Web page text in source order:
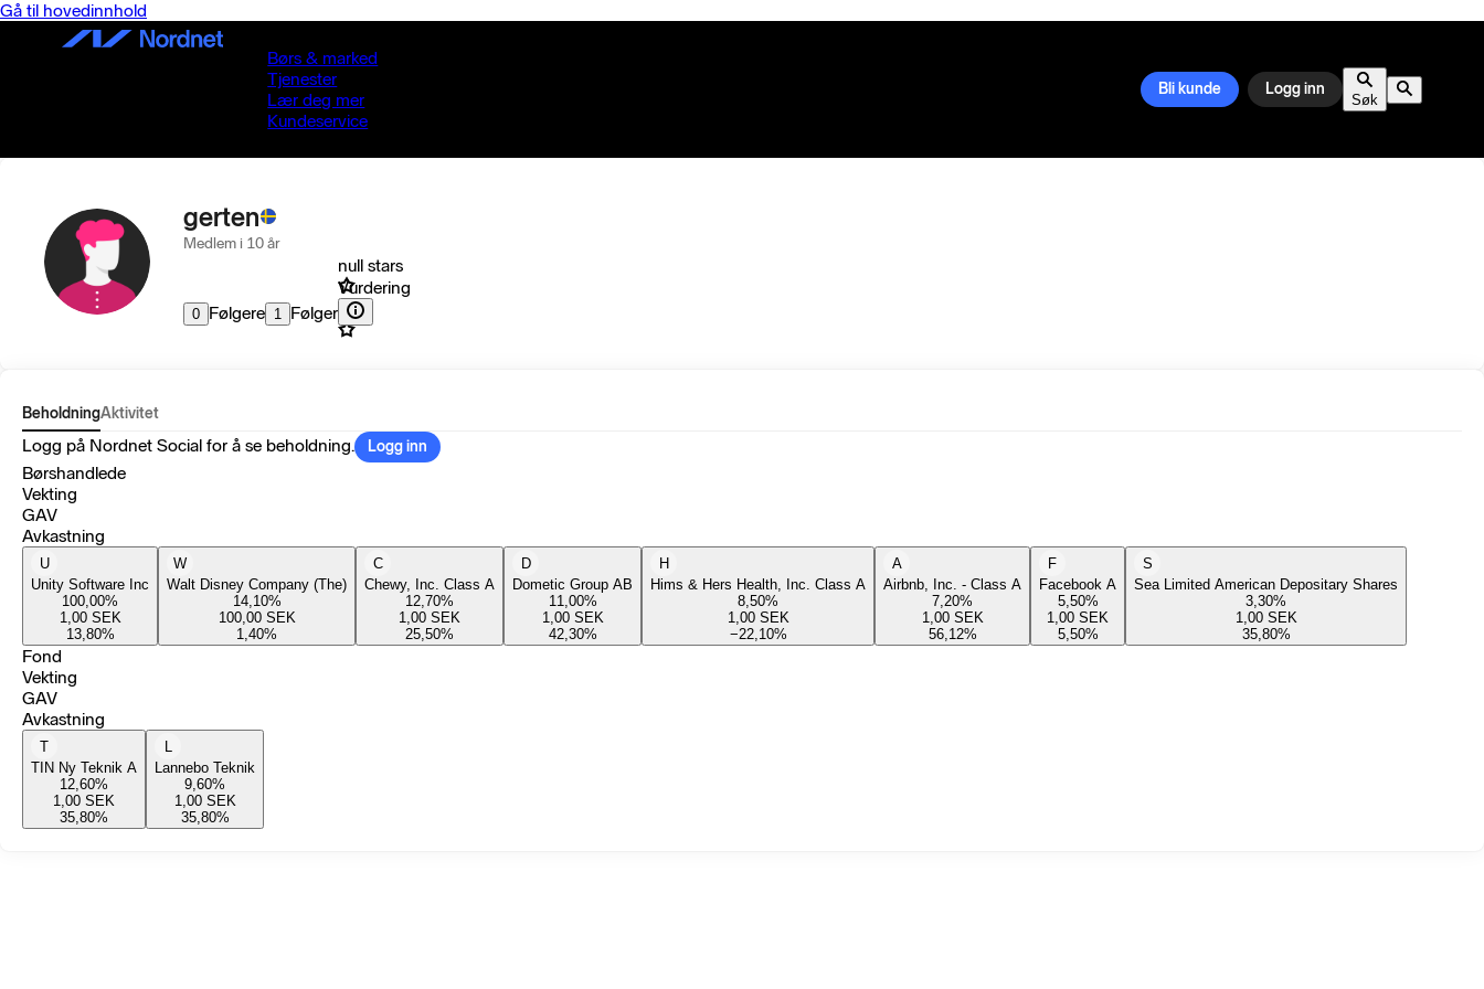
Gå til hovedinnhold
Børs & marked
Tjenester
Lær deg mer
Kundeservice
Bli kunde Logg inn
Søk
gerten
Medlem i 10 år
0 Følgere 1 Følger
null stars
Vurdering
BeholdningAktivitet
Logg på Nordnet Social for å se beholdning. Logg inn
Børshandlede
Vekting
GAV
Avkastning
U
Unity Software Inc
100,00%
1,00 SEK
13,80%
W
Walt Disney Company (The)
14,10%
100,00 SEK
1,40%
C
Chewy, Inc. Class A
12,70%
1,00 SEK
25,50%
D
Dometic Group AB
11,00%
1,00 SEK
42,30%
H
Hims & Hers Health, Inc. Class A
8,50%
1,00 SEK
−22,10%
A
Airbnb, Inc. - Class A
7,20%
1,00 SEK
56,12%
F
Facebook A
5,50%
1,00 SEK
5,50%
S
Sea Limited American Depositary Shares
3,30%
1,00 SEK
35,80%
Fond
Vekting
GAV
Avkastning
T
TIN Ny Teknik A
12,60%
1,00 SEK
35,80%
L
Lannebo Teknik
9,60%
1,00 SEK
35,80%